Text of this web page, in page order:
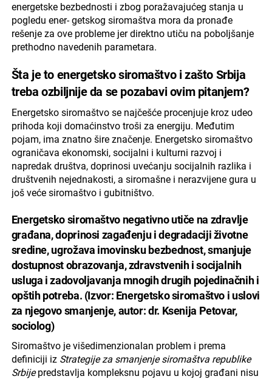
energetske bezbednosti i zbog poražavajućeg stanja u
pogledu ener- getskog siromaštva mora da pronađe
rešenje za ove probleme jer direktno utiču na poboljšanje
prethodno navedenih parametara.
Šta je to energetsko siromaštvo i zašto Srbija
treba ozbiljnije da se pozabavi ovim pitanjem?
Energetsko siromaštvo se najčešće procenjuje kroz udeo
prihoda koji domaćinstvo troši za energiju. Međutim
pojam, ima znatno šire značenje. Energetsko siromaštvo
ograničava ekonomski, socijalni i kulturni razvoj i
napredak društva, doprinosi uvećanju socijalnih razlika i
društvenih nejednakosti, a siromašne i nerazvijene gura u
još veće siromaštvo i gubitništvo.
Energetsko siromaštvo negativno utiče na zdravlje
građana, doprinosi zagađenju i degradaciji životne
sredine, ugrožava imovinsku bezbednost, smanjuje
dostupnost obrazovanja, zdravstvenih i socijalnih
usluga i zadovoljavanja mnogih drugih pojedinačnih i
opštih potreba. (Izvor: Energetsko siromaštvo i uslovi
za njegovo smanjenje, autor: dr. Ksenija Petovar,
sociolog)
Siromaštvo je višedimenzionalan problem i prema
definiciji iz Strategije za smanjenje siromaštva republike
Srbijepredstavlja kompleksnu pojavu u kojoj građani nisu